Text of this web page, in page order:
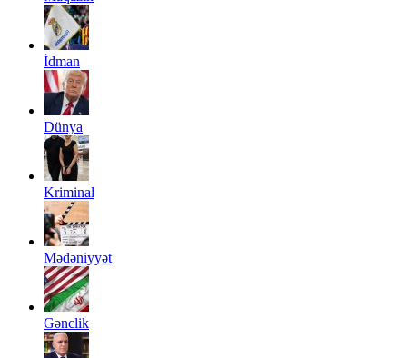
İdman
Dünya
Kriminal
Mədəniyyət
Gənclik